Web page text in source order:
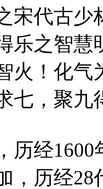
代古少
乐之智慧
火！化气
七，聚
经1600
，历经